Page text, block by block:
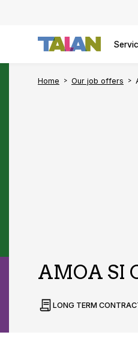
Home Our job offers
AMOA SI
LONG TERM